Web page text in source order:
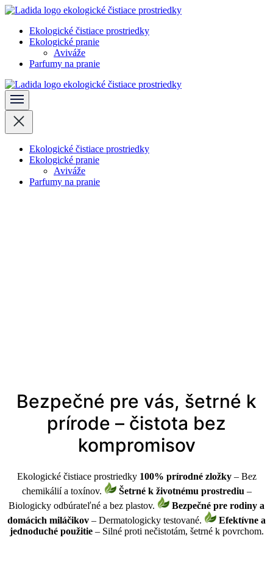
Skočiť
obsah
(stlačte
Ladida
Ekologické čistiace prostriedky
Ekologické pranie
Aviváže
Parfumy na pranie
Ladida
Ekologické čistiace prostriedky
Ekologické pranie
Aviváže
Parfumy na pranie
Bezpečné pre vás, šetrné k
prírode – čistota bez
kompromisov
Ekologické čistiace prostriedky 100% prírodné zložky– Bez
chemikálií a toxínov.
Šetrné k životnému prostrediu –
Biologicky odbúrateľné a bez plastov.
Bezpečné pre rodiny a
domácich miláčikov – Dermatologicky testované.
Efektívne a
jednoduché použitie– Silné proti nečistotám, šetrné k povrchom.